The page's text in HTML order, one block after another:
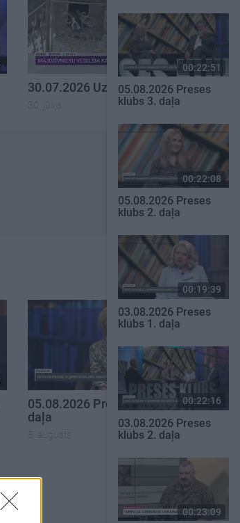
00:22:26
30.07.2026 Uz līnijas
30. jūlijs
00:19:34
05.08.2026 Preses klubs 1.
daļa
5. augusts
00:22:51
05.08.2026 Preses
klubs 3. daļa
00:22:08
05.08.2026 Preses
klubs 2. daļa
00:19:39
03.08.2026 Preses
klubs 1. daļa
00:22:16
03.08.2026 Preses
klubs 2. daļa
00:23:09